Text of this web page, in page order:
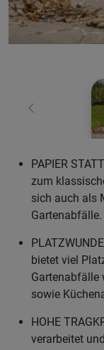
Zurück
PAPIER
zum
sich auch als
Gartenabfälle.
bietet viel
Gartenabfälle
sowie
HOHE
verarbeitet